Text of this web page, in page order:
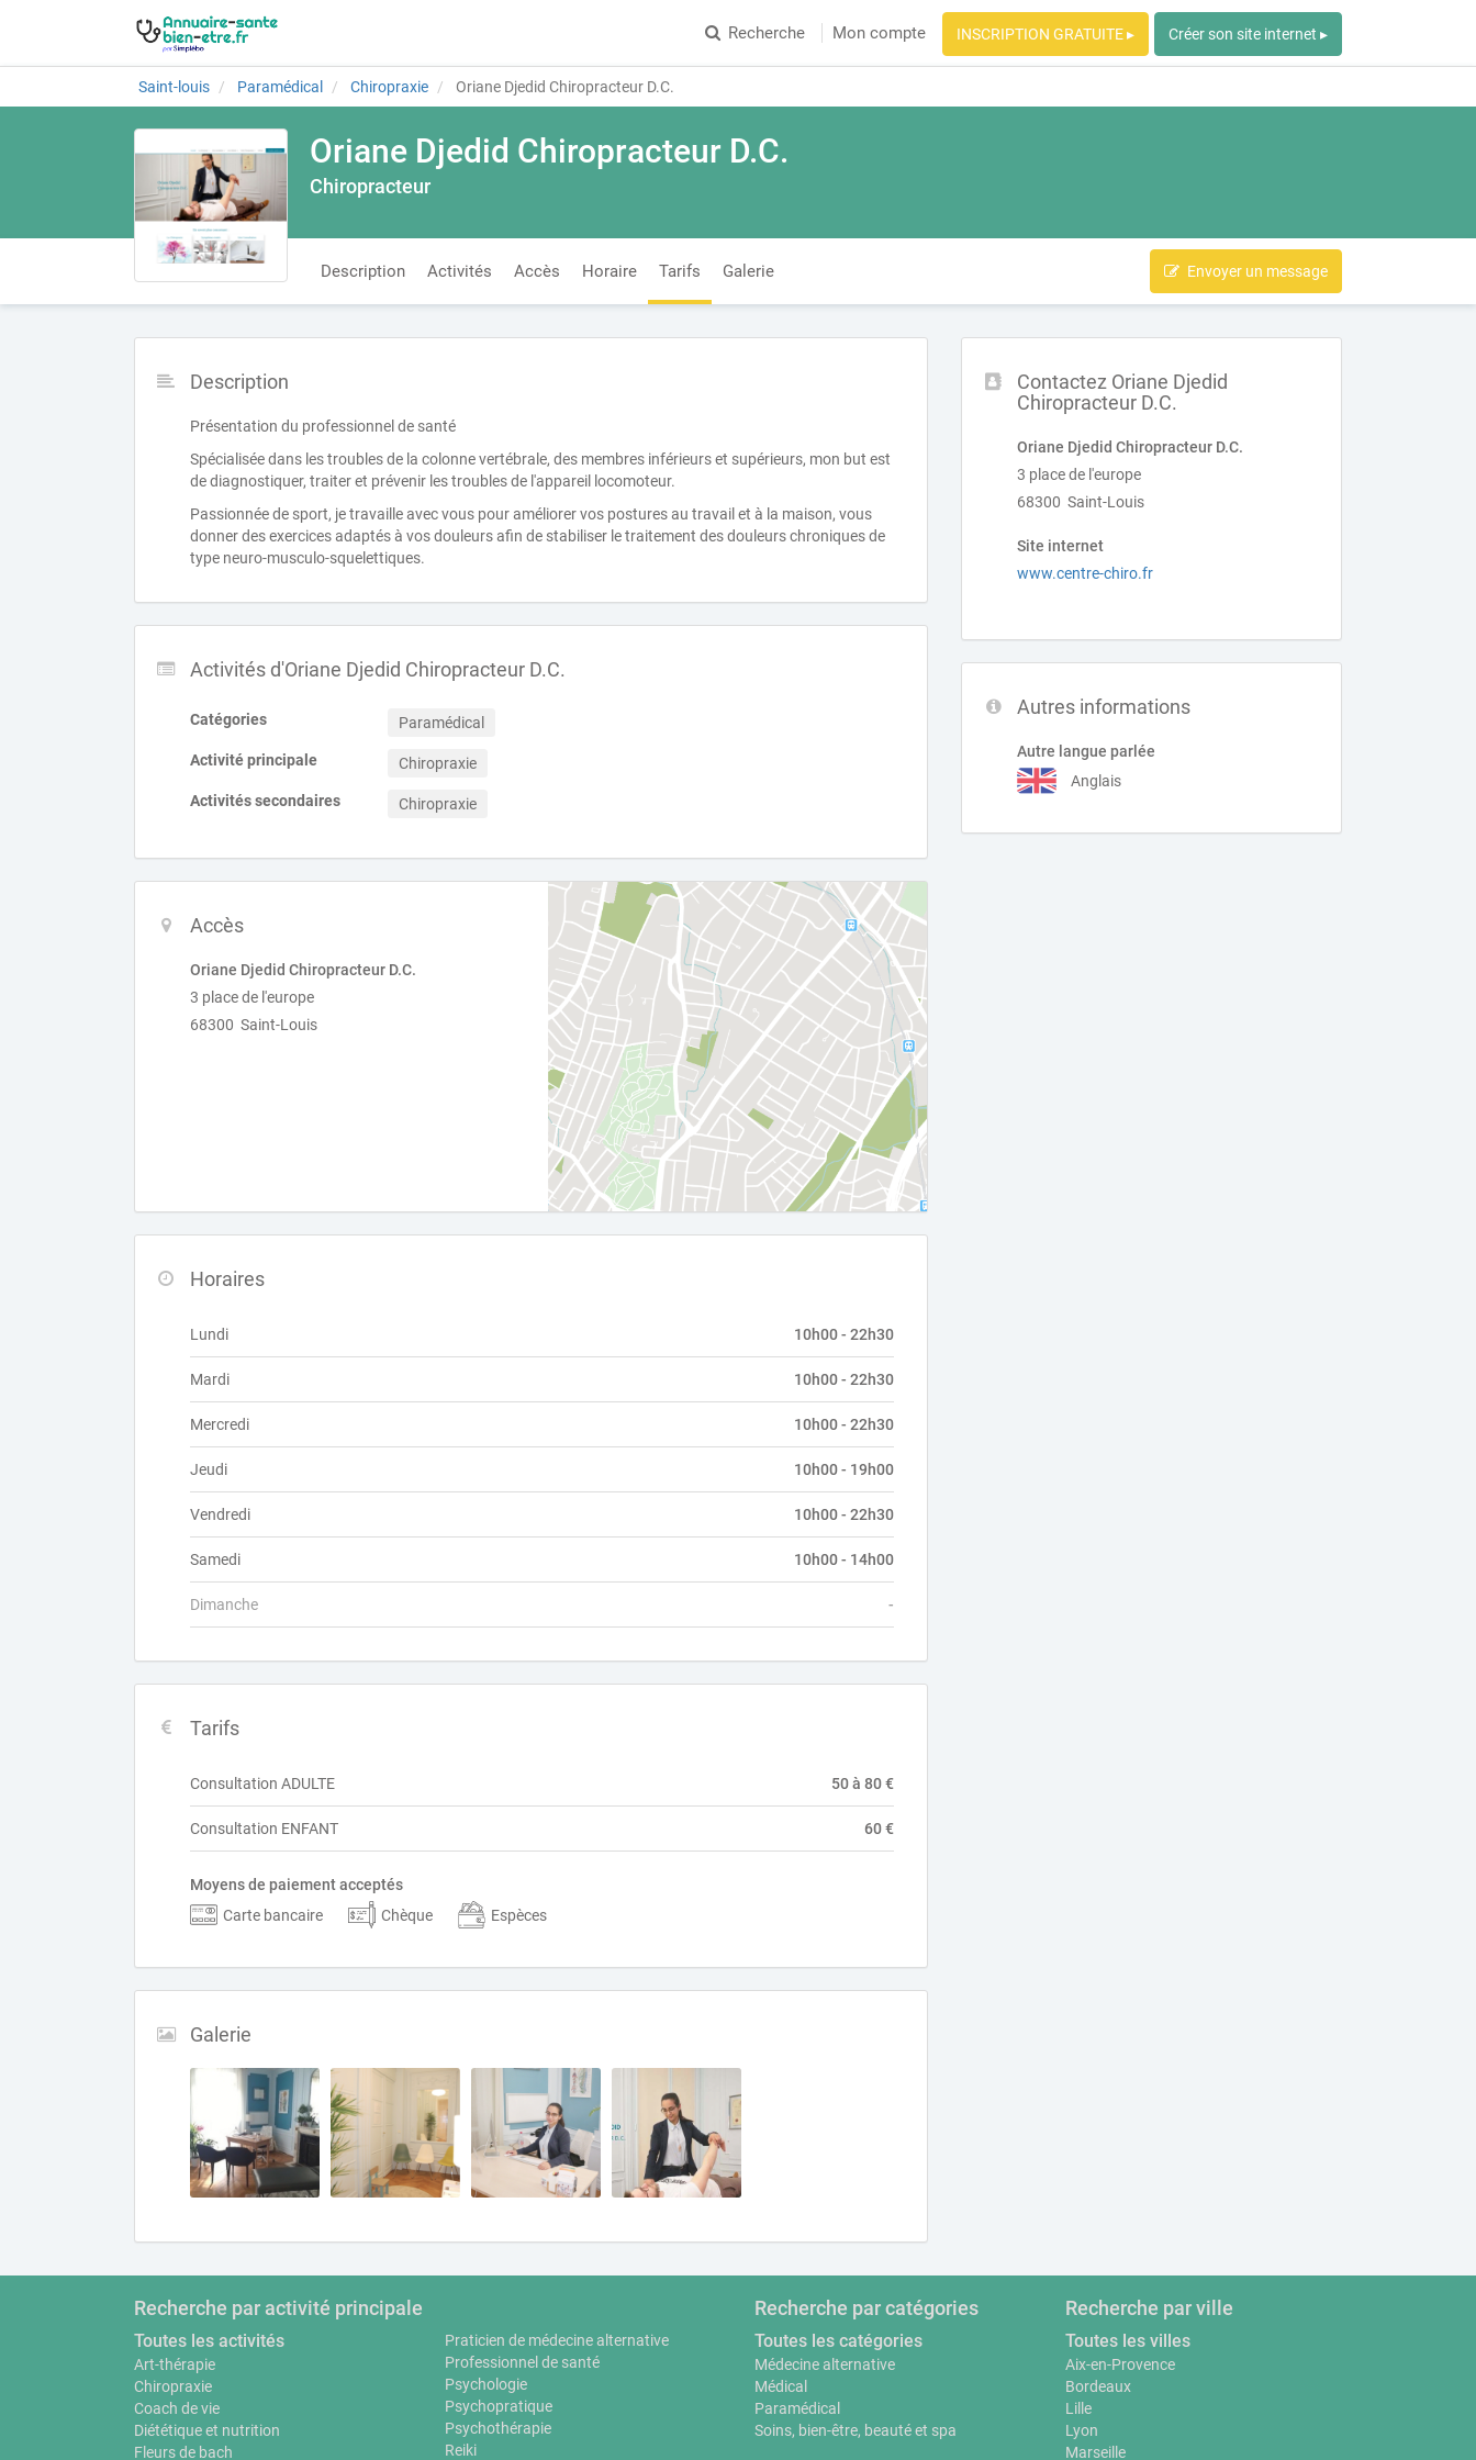
Recherche Mon compte INSCRIPTION GRATUITE ▸ Créer son site internet ▸
Saint-louis Paramédical Chiropraxie Oriane Djedid Chiropracteur D.C.
Oriane Djedid Chiropracteur D.C.
Chiropracteur
Description Activités Accès Horaire Tarifs Galerie Envoyer un message
Contactez Oriane Djedid
Chiropracteur D.C.
Oriane Djedid Chiropracteur D.C.
3 place de l'europe
68300 Saint-Louis
Site internet
www.centre-chiro.fr
Autres informations
Autre langue parlée
Anglais
Description
Présentation du professionnel de santé
Spécialisée dans les troubles de la colonne vertébrale, des membres inférieurs et supérieurs, mon but est
de diagnostiquer, traiter et prévenir les troubles de l'appareil locomoteur.
Passionnée de sport, je travaille avec vous pour améliorer vos postures au travail et à la maison, vous
donner des exercices adaptés à vos douleurs afin de stabiliser le traitement des douleurs chroniques de
type neuro-musculo-squelettiques.
Activités d'Oriane Djedid Chiropracteur D.C.
Catégories Paramédical
Activité principale Chiropraxie
Activités secondaires Chiropraxie
Accès
Oriane Djedid Chiropracteur D.C.
3 place de l'europe
68300 Saint-Louis
Horaires
Lundi 10h00 - 22h30
Mardi 10h00 - 22h30
Mercredi 10h00 - 22h30
Jeudi 10h00 - 19h00
Vendredi 10h00 - 22h30
Samedi 10h00 - 14h00
Dimanche -
Tarifs
Consultation ADULTE 50 à 80 €
Consultation ENFANT 60 €
Moyens de paiement acceptés
Carte bancaire
Chèque Espèces
Galerie
Recherche par activité principale
Toutes les activités
Art-thérapie
Chiropraxie
Coach de vie
Diététique et nutrition
Fleurs de bach
Praticien de médecine alternative
Professionnel de santé
Psychologie
Psychopratique
Psychothérapie
Reiki
Recherche par catégories
Toutes les catégories
Médecine alternative
Médical
Paramédical
Soins, bien-être, beauté et spa
Recherche par ville
Toutes les villes
Aix-en-Provence
Bordeaux
Lille
Lyon
Marseille